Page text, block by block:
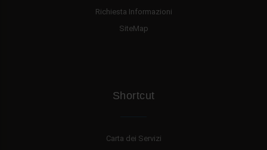
Richiesta Informazioni
SiteMap
Shortcut
Carta dei Servizi